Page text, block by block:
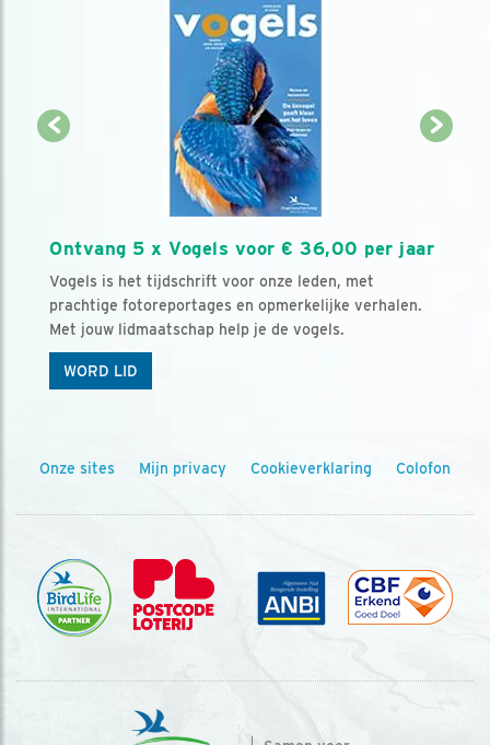
Ontvang 5 x Vogels voor € 36,00 per jaar
Vogels is het tijdschrift voor onze leden, met
prachtige fotoreportages en opmerkelijke verhalen.
Met jouw lidmaatschap help je de vogels.
WORD LID
Onze sites Mijn privacy Cookieverklaring Colofon